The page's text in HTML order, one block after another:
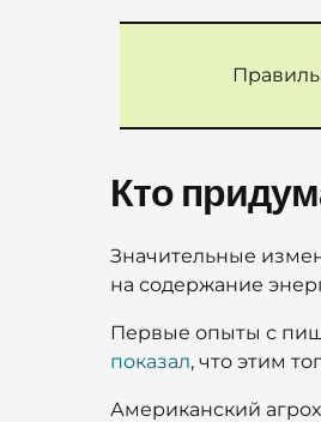
Кто
Значительные
на содержание
Первые опыты с
показал, что этим
Американский